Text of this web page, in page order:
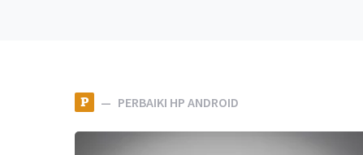
P PERBAIKI HP ANDROID